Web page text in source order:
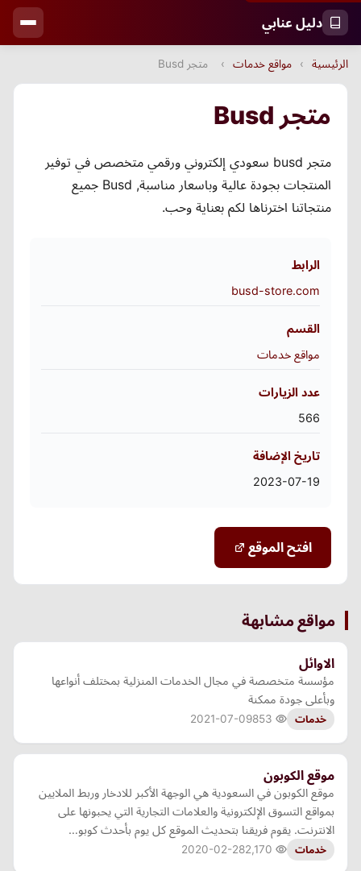
دليل عنابي
الرئيسية › مواقع خدمات › متجر Busd
متجر Busd
متجر busd سعودي إلكتروني ورقمي متخصص في توفير
المنتجات بجودة عالية وباسعار مناسبة, Busd جميع
منتجاتنا اخترناها لكم بعناية وحب.
الرابط
busd-store.com
القسم
مواقع خدمات
عدد الزيارات
566
تاريخ الإضافة
2023-07-19
افتح الموقع
مواقع مشابهة
الاوائل
مؤسسة متخصصة في مجال الخدمات المنزلية بمختلف أنواعها
وبأعلى جودة ممكنة
خدمات 2021-07-09
موقع الكوبون
موقع الكوبون في السعودية هي الوجهة الأكبر للادخار وربط الملايين
بمواقع التسوق الإلكترونية والعلامات التجارية التي يحبونها على
الانترنت. يقوم فريقنا بتحديث الموقع كل يوم بأحدث كوبو…
خدمات 2020-02-28